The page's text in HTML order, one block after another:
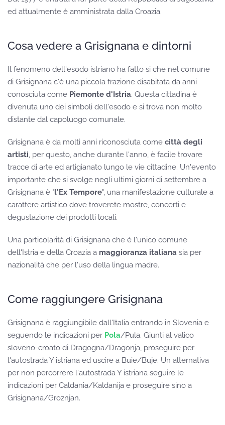
ed attualmente è amministrata dalla Croazia.
Cosa vedere a Grisignana e dintorni
Il fenomeno dell'esodo istriano ha fatto si che nel comune
di Grisignana c'è una piccola frazione disabitata da anni
conosciuta come Piemonte d'Istria. Questa cittadina è
divenuta uno dei simboli dell'esodo e si trova non molto
distante dal capoluogo comunale.
Grisignana è da molti anni riconosciuta come città degli
artisti, per questo, anche durante l'anno, è facile trovare
tracce di arte ed artigianato lungo le vie cittadine. Un'evento
importante che si svolge negli ultimi giorni di settembre a
Grisignana è "l'Ex Tempore", una manifestazione culturale a
carattere artistico dove troverete mostre, concerti e
degustazione dei prodotti locali.
Una particolarità di Grisignana che é l'unico comune
dell'Istria e della Croazia a maggioranza italiana sia per
nazionalità che per l'uso della lingua madre.
Come raggiungere Grisignana
Grisignana è raggiungibile dall'Italia entrando in Slovenia e
seguendo le indicazioni per Pola/Pula. Giunti al valico
sloveno-croato di Dragogna/Dragonja, proseguire per
l'autostrada Y istriana ed uscire a Buie/Buje. Un alternativa
per non percorrere l'autostrada Y istriana seguire le
indicazioni per Caldania/Kaldanija e proseguire sino a
Grisignana/Groznjan.